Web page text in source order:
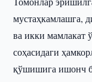
мустаҳкамлашга,
ва икки мамлакат
соҳасидаги
қўшишига ишонч